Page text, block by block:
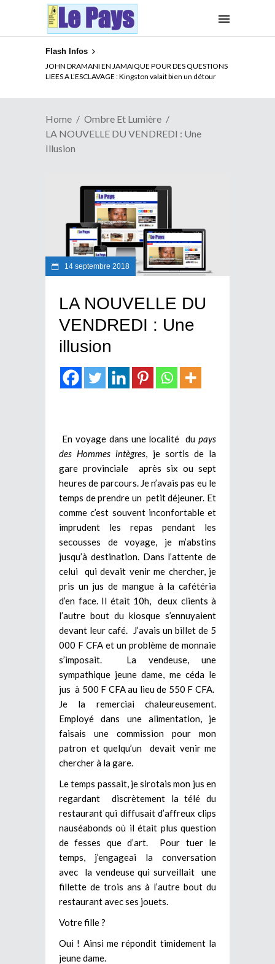
Flash Infos
JOHN DRAMANI EN JAMAIQUE POUR DES QUESTIONS
LIEES A L’ESCLAVAGE : Kingston valait bien un détour
ELECTION DE TALON A LA TETE DU SENAT BENINOIS :
Quand Patrice quitte le pouvoir sans partir !
Home
Ombre Et Lumière
LA NOUVELLE DU VENDREDI : Une
Illusion
14 septembre 2018
LA NOUVELLE DU
VENDREDI : Une
illusion
En voyage dans une localité du pays
des Hommes intègres , je sortis de la
gare provinciale après six ou sept
heures de parcours. Je n’avais pas eu le
temps de prendre un petit déjeuner. Et
comme c’est souvent inconfortable et
imprudent les repas pendant les
secousses de voyage, je m’abstins
jusqu’à destination. Dans l’attente de
celui qui devait venir me chercher, je
pris un jus de mangue à la cafétéria
d’en face. Il était 10h, deux clients à
l’autre bout du kiosque s’ennuyaient
devant leur café. J’avais un billet de 5
000 F CFA et un problème de monnaie
s’imposait. La vendeuse, une
sympathique jeune dame, me céda le
jus à 500 F CFA au lieu de 550 F CFA.
Je la remerciai chaleureusement.
Employé dans une alimentation, je
faisais une commission pour mon
patron et quelqu’un devait venir me
chercher à la gare.
Le temps passait, je sirotais mon jus en
regardant discrètement la télé du
restaurant qui diffusait d’affreux clips
nauséabonds où il était plus question
de fesses que d’art. Pour tuer le
temps, j’engageai la conversation
avec la vendeuse qui surveillait une
fillette de trois ans à l’autre bout du
restaurant avec ses jouets.
Votre fille ?
Oui ! Ainsi me répondit timidement la
jeune dame.